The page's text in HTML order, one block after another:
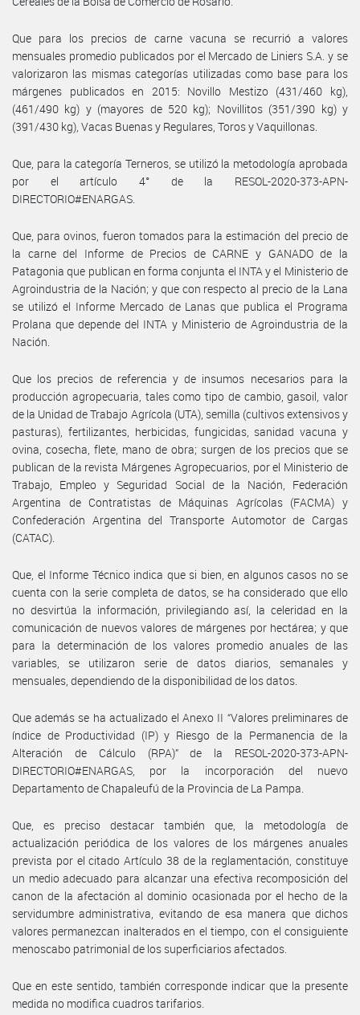
Que para los precios de carne vacuna se recurrió a valores
mensuales promedio publicados por el Mercado de Liniers S.A. y se
valorizaron las mismas categorías utilizadas como base para los
márgenes publicados en 2015: Novillo Mestizo (431/460 kg),
(461/490 kg) y (mayores de 520 kg); Novillitos (351/390 kg) y
(391/430 kg), Vacas Buenas y Regulares, Toros y Vaquillonas.
Que, para la categoría Terneros, se utilizó la metodología aprobada
por el artículo 4° de la RESOL-2020-373-APN-
DIRECTORIO#ENARGAS.
Que, para ovinos, fueron tomados para la estimación del precio de
la carne del Informe de Precios de CARNE y GANADO de la
Patagonia que publican en forma conjunta el INTA y el Ministerio de
Agroindustria de la Nación; y que con respecto al precio de la Lana
se utilizó el Informe Mercado de Lanas que publica el Programa
Prolana que depende del INTA y Ministerio de Agroindustria de la
Nación.
Que los precios de referencia y de insumos necesarios para la
producción agropecuaria, tales como tipo de cambio, gasoil, valor
de la Unidad de Trabajo Agrícola (UTA), semilla (cultivos extensivos y
pasturas), fertilizantes, herbicidas, fungicidas, sanidad vacuna y
ovina, cosecha, flete, mano de obra; surgen de los precios que se
publican de la revista Márgenes Agropecuarios, por el Ministerio de
Trabajo, Empleo y Seguridad Social de la Nación, Federación
Argentina de Contratistas de Máquinas Agrícolas (FACMA) y
Confederación Argentina del Transporte Automotor de Cargas
(CATAC).
Que, el Informe Técnico indica que si bien, en algunos casos no se
cuenta con la serie completa de datos, se ha considerado que ello
no desvirtúa la información, privilegiando así, la celeridad en la
comunicación de nuevos valores de márgenes por hectárea; y que
para la determinación de los valores promedio anuales de las
variables, se utilizaron serie de datos diarios, semanales y
mensuales, dependiendo de la disponibilidad de los datos.
Que además se ha actualizado el Anexo II “Valores preliminares de
índice de Productividad (IP) y Riesgo de la Permanencia de la
Alteración de Cálculo (RPA)” de la RESOL-2020-373-APN-
DIRECTORIO#ENARGAS, por la incorporación del nuevo
Departamento de Chapaleufú de la Provincia de La Pampa.
Que, es preciso destacar también que, la metodología de
actualización periódica de los valores de los márgenes anuales
prevista por el citado Artículo 38 de la reglamentación, constituye
un medio adecuado para alcanzar una efectiva recomposición del
canon de la afectación al dominio ocasionada por el hecho de la
servidumbre administrativa, evitando de esa manera que dichos
valores permanezcan inalterados en el tiempo, con el consiguiente
menoscabo patrimonial de los superficiarios afectados.
Que en este sentido, también corresponde indicar que la presente
medida no modifica cuadros tarifarios.